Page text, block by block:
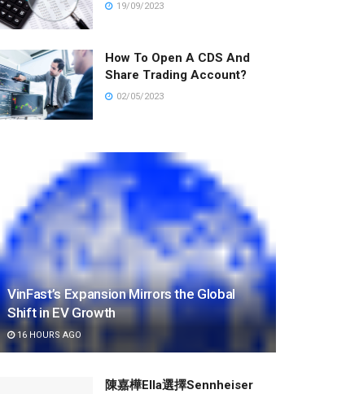
19/09/2023
How To Open A CDS And
Share Trading Account?
02/05/2023
VinFast’s Expansion Mirrors the Global
Shift in EV Growth
16 HOURS AGO
陳嘉樺Ella選擇Sennheiser